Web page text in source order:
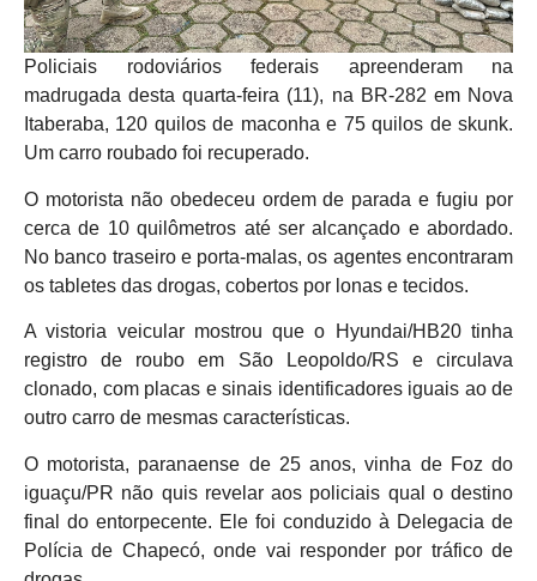
Policiais rodoviários federais apreenderam na
madrugada desta quarta-feira (11), na BR-282 em Nova
Itaberaba, 120 quilos de maconha e 75 quilos de skunk.
Um carro roubado foi recuperado.
O motorista não obedeceu ordem de parada e fugiu por
cerca de 10 quilômetros até ser alcançado e abordado.
No banco traseiro e porta-malas, os agentes encontraram
os tabletes das drogas, cobertos por lonas e tecidos.
A vistoria veicular mostrou que o Hyundai/HB20 tinha
registro de roubo em São Leopoldo/RS e circulava
clonado, com placas e sinais identificadores iguais ao de
outro carro de mesmas características.
O motorista, paranaense de 25 anos, vinha de Foz do
iguaçu/PR não quis revelar aos policiais qual o destino
final do entorpecente. Ele foi conduzido à Delegacia de
Polícia de Chapecó, onde vai responder por tráfico de